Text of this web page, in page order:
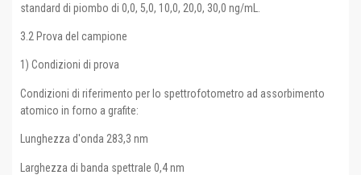
standard di piombo di 0,0, 5,0, 10,0, 20,0, 30,0 ng/mL.
3.2 Prova del campione
1) Condizioni di prova
Condizioni di riferimento per lo spettrofotometro ad assorbimento
atomico in forno a grafite:
Lunghezza d'onda 283,3 nm
Larghezza di banda spettrale 0,4 nm